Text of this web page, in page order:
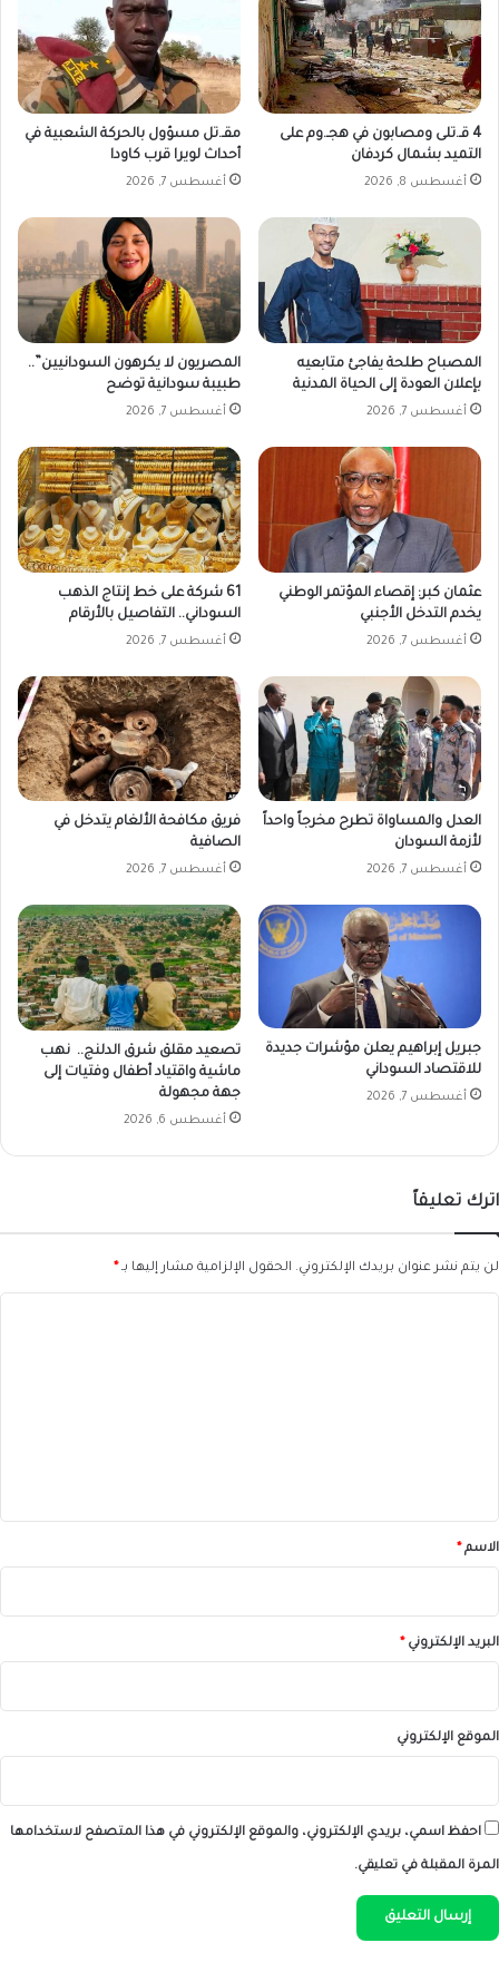
و
ل
ي
ا
ت
ب
ة
.
م
ا
ا
ل
ص
4 قـ.تلى ومصابون في هجـ.وم على
التميد بشمال كردفان
أغسطس 8, 2026
مقـ.تل مسؤول بالحركة الشعبية في
أحداث لويرا قرب كاودا
أغسطس 7, 2026
المصباح طلحة يفاجئ متابعيه
بإعلان العودة إلى الحياة المدنية
أغسطس 7, 2026
المصريون لا يكرهون السودانيين”..
طبيبة سودانية توضح
أغسطس 7, 2026
عثمان كبر: إقصاء المؤتمر الوطني
يخدم التدخل الأجنبي
أغسطس 7, 2026
61 شركة على خط إنتاج الذهب
السوداني.. التفاصيل بالأرقام
أغسطس 7, 2026
العدل والمساواة تطرح مخرجاً واحداً
لأزمة السودان
أغسطس 7, 2026
فريق مكافحة الألغام يتدخل في
الصافية
أغسطس 7, 2026
جبريل إبراهيم يعلن مؤشرات جديدة
للاقتصاد السوداني
أغسطس 7, 2026
تصعيد مقلق شرق الدلنج.. نهب
ماشية واقتياد أطفال وفتيات إلى
جهة مجهولة
أغسطس 6, 2026
اترك تعليقاً
لن يتم نشر عنوان بريدك الإلكتروني. الحقول الإلزامية مشار إليها بـ *
*الاسم *
البريد الإلكتروني *
الموقع الإلكتروني
احفظ اسمي، بريدي الإلكتروني، والموقع الإلكتروني في هذا المتصفح لاستخدامها
المرة المقبلة في تعليقي.